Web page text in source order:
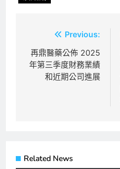
章
導
Previous:
再鼎醫藥公佈 2025
年第三季度財務業績
和近期公司進展
Related News